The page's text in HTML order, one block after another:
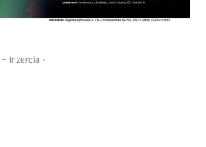
- Inzercia -